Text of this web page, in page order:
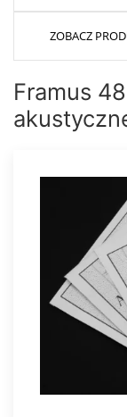
ZOBACZ
Framus